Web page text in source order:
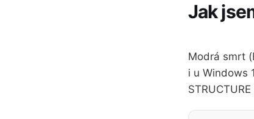
Jak
Modrá smrt
i u Windows